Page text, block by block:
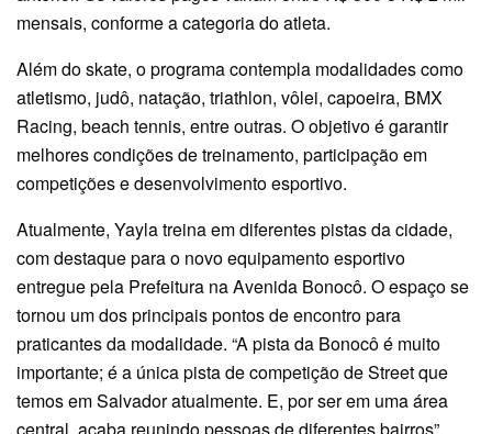
mensais, conforme a categoria do atleta.
Além do skate, o programa contempla modalidades como
atletismo, judô, natação, triathlon, vôlei, capoeira, BMX
Racing, beach tennis, entre outras. O objetivo é garantir
melhores condições de treinamento, participação em
competições e desenvolvimento esportivo.
Atualmente, Yayla treina em diferentes pistas da cidade,
com destaque para o novo equipamento esportivo
entregue pela Prefeitura na Avenida Bonocô. O espaço se
tornou um dos principais pontos de encontro para
praticantes da modalidade. “A pista da Bonocô é muito
importante; é a única pista de competição de Street que
temos em Salvador atualmente. E, por ser em uma área